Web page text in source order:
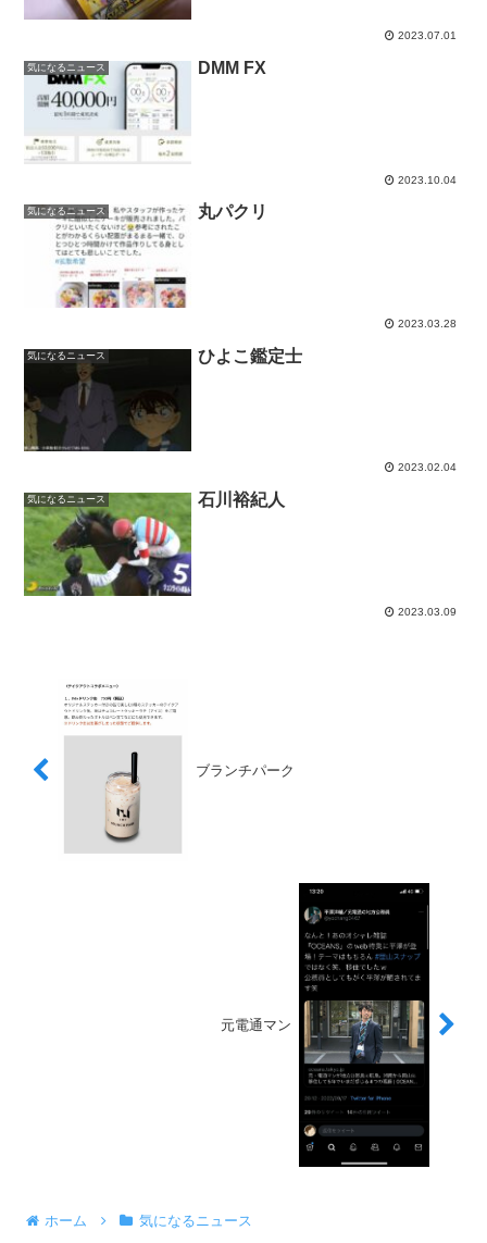
2023.07.01
気になるニュース DMM FX
2023.10.04
気になるニュース 丸パクリ
2023.03.28
気になるニュース ひよこ鑑定士
2023.02.04
気になるニュース 石川裕紀人
2023.03.09
ブランチパーク
元電通マン
ホーム 気になるニュース